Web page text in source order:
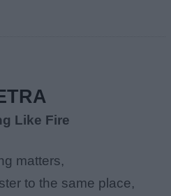
Like Fire
matters,
to the same place,